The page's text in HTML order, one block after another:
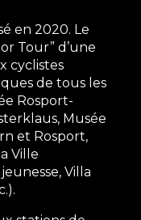
en 2020. Le
Tour” d’une
cyclistes
de tous les
Rosport-
Musée
et Rosport,
Ville
Villa